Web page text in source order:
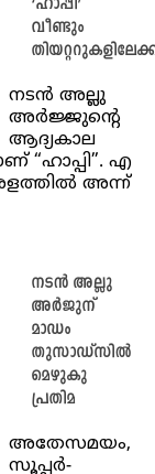
‘ഹാപ്പി’
വീണ്ടും
നടൻ അല്ലു
അർജ്ജുന്റെ
ആദ്യകാല
“ഹാപ്പി”. എ
അന്ന്
നടൻ അല്ലു
അർജുന്
മാഡം
തുസാഡ്സിൽ
മെഴുകു
പ്രതിമ
അതേസമയം,
സൂപ്പർ-